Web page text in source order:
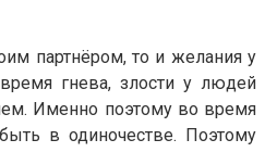
партнёром, то и желания у
гнева, злости у людей
Именно поэтому во время
в одиночестве. Поэтому